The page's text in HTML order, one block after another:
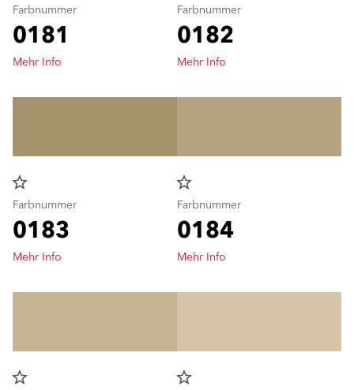
Farbnummer
0181
Mehr Info
Farbnummer
0182
Mehr Info
star_border
Farbnummer
0183
Mehr Info
star_border
Farbnummer
0184
Mehr Info
star_border
star_border